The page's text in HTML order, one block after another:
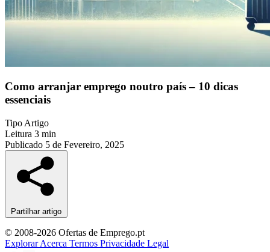
Como arranjar emprego noutro país – 10 dicas
essenciais
Tipo Artigo
Leitura 3 min
Publicado 5 de Fevereiro, 2025
Partilhar artigo
© 2008-2026 Ofertas de Emprego.pt
ExplorarAcerca Termos Privacidade Legal